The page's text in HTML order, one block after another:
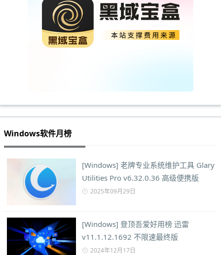
Windows软件月榜
[Windows] 老牌专业系统维护工具 Glary
Utilities Pro v6.32.0.36 高级便携版
2025年09月29日
[Windows] 登顶吾爱好用榜 迅雷
v11.1.12.1692 不限速最终版
2024年12月17日